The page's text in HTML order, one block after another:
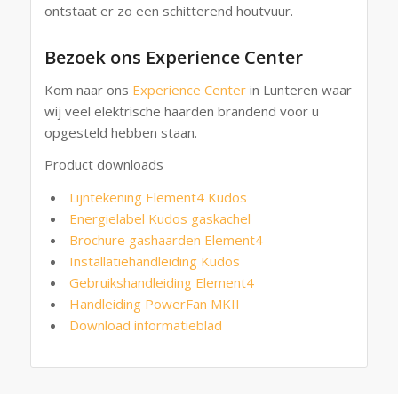
ontstaat er zo een schitterend houtvuur.
Bezoek ons Experience Center
Kom naar ons Experience Centerin Lunteren waar
wij veel elektrische haarden brandend voor u
opgesteld hebben staan.
Product downloads
Lijntekening Element4 Kudos
Energielabel Kudos gaskachel
Brochure gashaarden Element4
Installatiehandleiding Kudos
Gebruikshandleiding Element4
Handleiding PowerFan MKII
Download informatieblad